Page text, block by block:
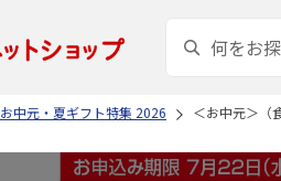
お中元・夏ギフト特集 2026 ＜お中元＞（